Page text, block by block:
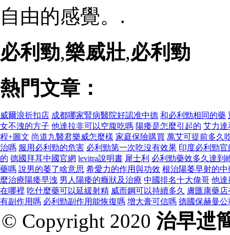
自由的感覺。.
必利勁,樂威壯,必利勁
熱門文章：
威爾浪折扣店 成都哪家腎病醫院好認准中德 和必利勁相同的藥
女不洩的方子 他達拉非可以空腹吃嗎 陽痿是怎麼引起的 艾力達
程+圖文 尚道九醫君樂威怎麼樣 家庭保險購買 萬艾可提前多久
治嗎 服用必利勁的危害 必利勁第一次吃沒有效果 印度必利勁
的 德國拜耳中國官網 levitra說明書 犀士利 必利勁藥效多久達到
藥嗎 說男的萎了啥意思 希愛力的作用與功效 根治陽萎早射的中
麼治療陽痿早洩 男人陽痿的癥狀及治療 中國排名十大偉哥 他達
在哪裡 吃什麼藥可以延緩射精 威而鋼可以持續多久 膚匯康藥
有副作用嗎 必利勁副作用能恢復嗎 增大膏可信嗎 德國保赫曼
© Copyright 2020 治早迣